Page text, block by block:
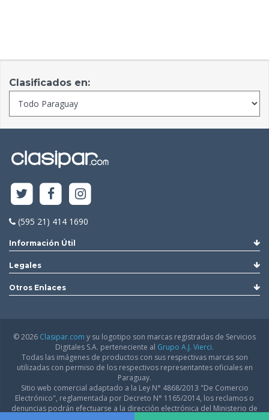
Clasificados en:
(595 21) 414 1690
Información Útil
Legales
Otros Enlaces
© 2026 Clasipar.com y su logotipo son marcas registradas de Servicios
Digitales S.A. perteneciente al Grupo A.J. Vierci.
Todas las imágenes de productos con sus respectivas marcas son
utilizadas con permiso de los respectivos representantes oficiales en
Paraguay.
Sitio web comercial adaptado a la Ley N° 4868/2013 "De Comercio
Electrónico", reglamentada por Decreto N° 1165/2014, los reclamos o
denuncias podrán efectuarse a la dirección electrónica del Ministerio de